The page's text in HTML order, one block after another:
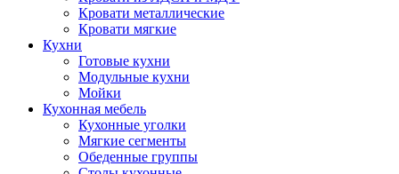
Кровати металлические
Кровати мягкие
Кухни
Готовые кухни
Модульные кухни
Мойки
Кухонная мебель
Кухонные уголки
Мягкие сегменты
Обеденные группы